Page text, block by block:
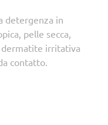
detergenza in
pelle secca,
dermatite irritativa
contatto.